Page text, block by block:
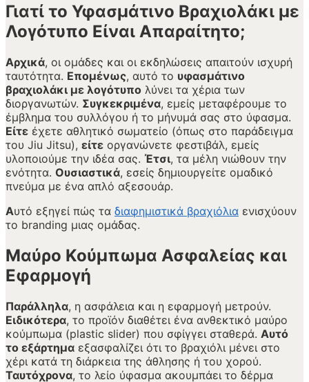
Γιατί το Υφασμάτινο Βραχιολάκι με
Λογότυπο Είναι Απαραίτητο;
Αρχικά, οι ομάδες και οι εκδηλώσεις απαιτούν ισχυρή
ταυτότητα. Επομένως, αυτό το υφασμάτινο
βραχιολάκι με λογότυπο λύνει τα χέρια των
διοργανωτών. Συγκεκριμένα, εμείς μεταφέρουμε το
έμβλημα του συλλόγου ή το μήνυμά σας στο ύφασμα.
Είτε έχετε αθλητικό σωματείο (όπως στο παράδειγμα
του Jiu Jitsu), είτε οργανώνετε φεστιβάλ, εμείς
υλοποιούμε την ιδέα σας. Έτσι, τα μέλη νιώθουν την
ενότητα. Ουσιαστικά, εσείς δημιουργείτε ομαδικό
πνεύμα με ένα απλό αξεσουάρ.
Αυτό εξηγεί πώς τα διαφημιστικά βραχιόλια ενισχύουν
το branding μιας ομάδας.
Μαύρο Κούμπωμα Ασφαλείας και
Εφαρμογή
Παράλληλα, η ασφάλεια και η εφαρμογή μετρούν.
Ειδικότερα, το προϊόν διαθέτει ένα ανθεκτικό μαύρο
κούμπωμα (plastic slider) που σφίγγει σταθερά. Αυτό
το εξάρτημα εξασφαλίζει ότι το βραχιόλι μένει στο
χέρι κατά τη διάρκεια της άθλησης ή του χορού.
Ταυτόχρονα, το λείο ύφασμα ακουμπάει το δέρμα